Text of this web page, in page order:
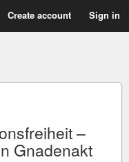
Create account Sign in
–
Gnadenakt